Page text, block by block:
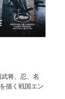
将、忍、名
描く戦国エン